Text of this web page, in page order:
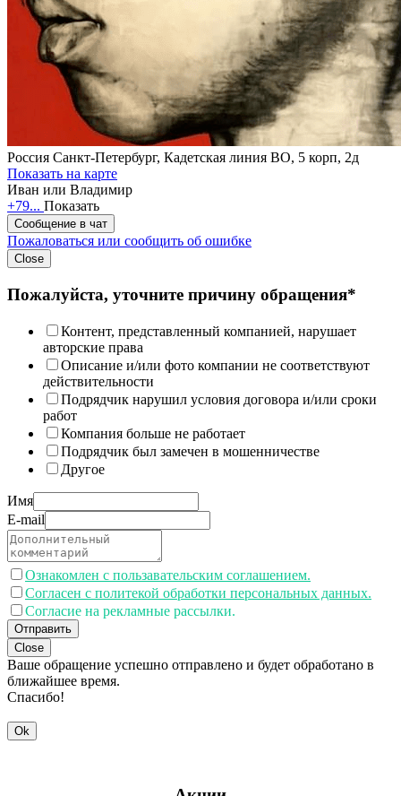
Россия Санкт-Петербург, Кадетская линия ВО, 5 корп, 2д
Показать на карте
Иван или Владимир
+79... Показать
Сообщение в чат
Пожаловаться или сообщить об ошибке
Close
Пожалуйста, уточните причину обращения*
Контент, представленный компанией, нарушает
авторские права
Описание и/или фото компании не соответствуют
действительности
Подрядчик нарушил условия договора и/или сроки
работ
Компания больше не работает
Подрядчик был замечен в мошенничестве
Другое
Имя
E-mail
Ознакомлен с пользавательским соглашением.
Согласен с политекой обработки персональных данных.
Согласие на рекламные рассылки.
Отправить
Close
Ваше обращение успешно отправлено и будет обработано в
ближайшее время.
Спасибо!
Ok